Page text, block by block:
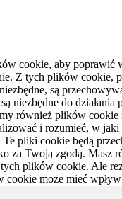
cookie, aby poprawić
Z tych plików cookie,
są
niezbędne do działania
również plików cookie
i rozumieć, w jaki
Te pliki cookie będą
za Twoją zgodą. Masz
plików cookie. Ale
może mieć wpływ